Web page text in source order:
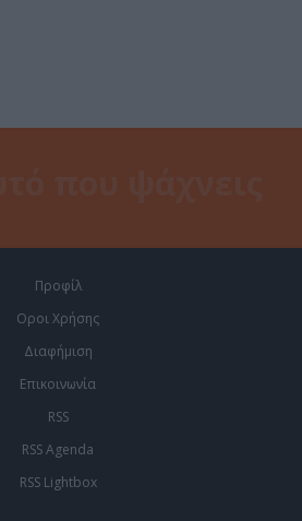
Προφίλ
Οροι Χρήσης
Διαφήμιση
Επικοινωνία
RSS
RSS Agenda
RSS Lightbox